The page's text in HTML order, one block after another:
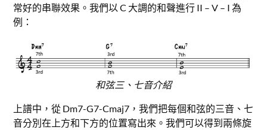
常好的串聯效果。我們以 C 大調的和聲進行 II – V – I 為
例：
和弦三、七音介紹
上譜中，從 Dm7-G7-Cmaj7，我們把每個和弦的三音、七
音分別在上方和下方的位置寫出來。我們可以得到兩條旋